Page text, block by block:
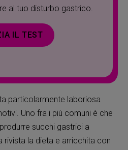
al tuo disturbo gastrico.
IL TEST
particolarmente laboriosa
Uno fra i più comuni è che
succhi gastrici a
rivista la dieta e arricchita con